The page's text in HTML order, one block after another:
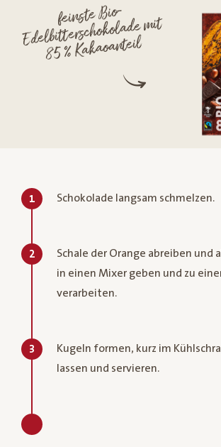
feinste Bio-
Edelbitterschokolade mit
85 % Kakaoanteil
1 Schokolade langsam schmelzen.
2
Schale der Orange abreiben und
in einen Mixer geben und zu
verarbeiten.
3
Kugeln formen, kurz im
lassen und servieren.